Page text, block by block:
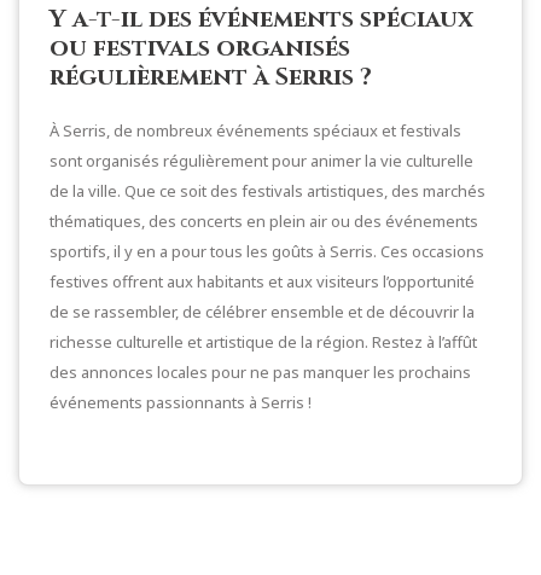
Y a-t-il des événements spéciaux
ou festivals organisés
régulièrement à Serris ?
À Serris, de nombreux événements spéciaux et festivals
sont organisés régulièrement pour animer la vie culturelle
de la ville. Que ce soit des festivals artistiques, des marchés
thématiques, des concerts en plein air ou des événements
sportifs, il y en a pour tous les goûts à Serris. Ces occasions
festives offrent aux habitants et aux visiteurs l’opportunité
de se rassembler, de célébrer ensemble et de découvrir la
richesse culturelle et artistique de la région. Restez à l’affût
des annonces locales pour ne pas manquer les prochains
événements passionnants à Serris !